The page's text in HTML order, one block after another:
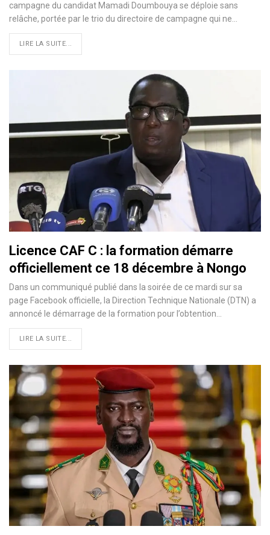
campagne du candidat Mamadi Doumbouya se déploie sans
relâche, portée par le trio du directoire de campagne qui ne…
LIRE LA SUITE...
Licence CAF C : la formation démarre
officiellement ce 18 décembre à Nongo
Dans un communiqué publié dans la soirée de ce mardi sur sa
page Facebook officielle, la Direction Technique Nationale (DTN) a
annoncé le démarrage de la formation pour l’obtention…
LIRE LA SUITE...